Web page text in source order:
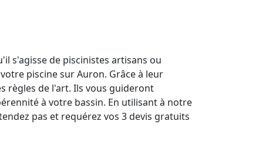
s'agisse de piscinistes artisans ou
piscine sur Auron. Grâce à leur
règles de l'art. Ils vous guideront
à votre bassin. En utilisant à notre
pas et requérez vos 3 devis gratuits